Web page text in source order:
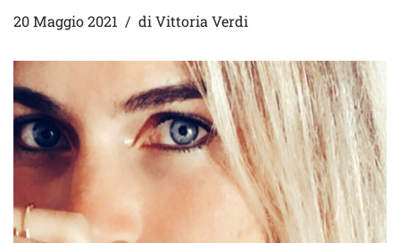
20 Maggio 2021 di Vittoria Verdi